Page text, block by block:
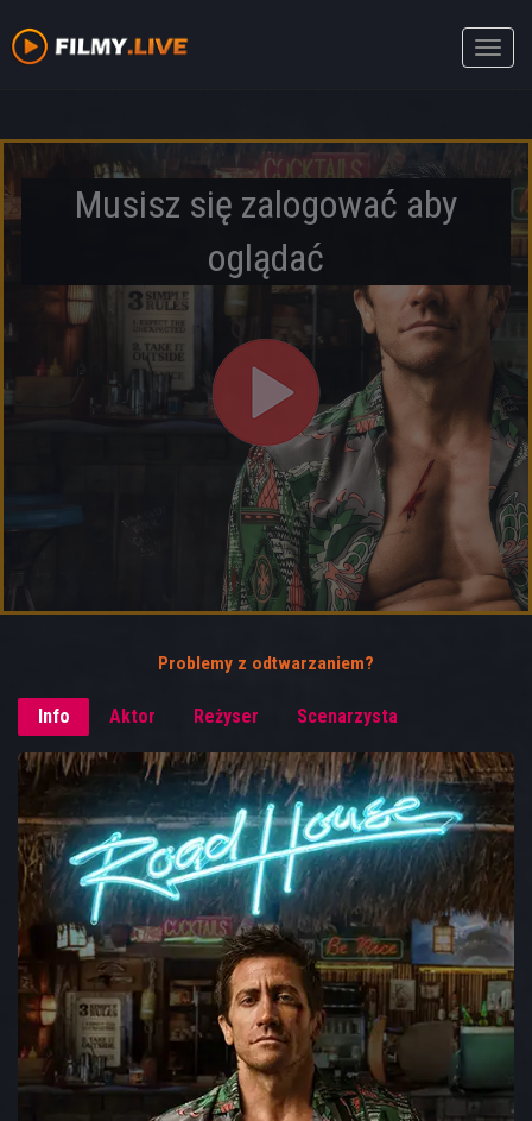
Toggle
Musisz się zalogować aby
oglądać
Problemy z odtwarzaniem?
Info Aktor Reżyser Scenarzysta